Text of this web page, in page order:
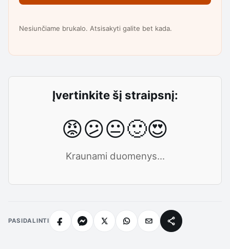
Nesiunčiame brukalo. Atsisakyti galite bet kada.
Įvertinkite šį straipsnį:
😡😕😐🙂😍
Kraunami duomenys...
PASIDALINTI